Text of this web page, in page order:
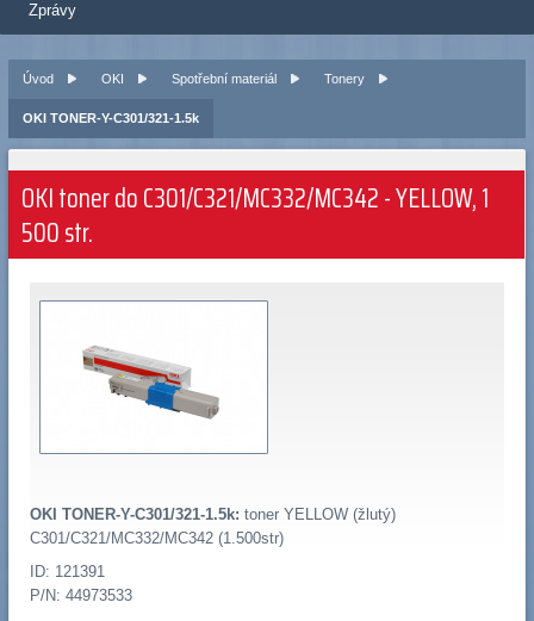
Zprávy
Úvod OKI Spotřební materiál Tonery
OKI TONER-Y-C301/321-1.5k
OKI toner do C301/C321/MC332/MC342 - YELLOW, 1
500 str.
OKI TONER-Y-C301/321-1.5k: toner YELLOW (žlutý)
C301/C321/MC332/MC342 (1.500str)
ID: 121391
P/N: 44973533